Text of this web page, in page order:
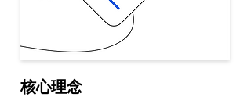
核心理念